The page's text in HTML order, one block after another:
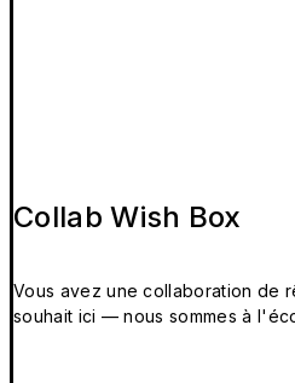
Collab Wish Box
Vous avez une collaboration de
souhait ici — nous sommes à